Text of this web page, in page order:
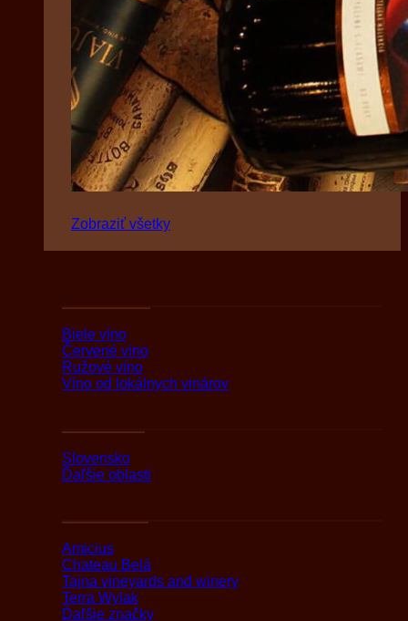
Zobraziť všetky
Biele víno
Červené víno
Ružové víno
Víno od lokálnych vinárov
Slovensko
Ďaľšie oblasti
Amicius
Chateau Belá
Tajna vineyards and winery
Terra Wylak
Ďaľšie značky